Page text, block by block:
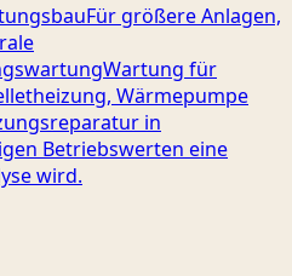
Für größere Anlagen,
Wartung für
Wärmepumpe
in
Betriebswerten eine
wird.